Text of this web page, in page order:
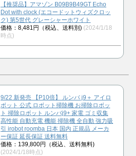
【推奨品】アマゾン B09B9B49GT Echo
Dot with clock (エコードットウィズクロッ
ク) 第5世代 グレーシャーホワイト
価格：8,481円（税込、送料別) (2024/1/18
時点)
9/22 新発売 【P10倍】 ルンバ j9＋ アイロ
ボット 公式 ロボット掃除機 お掃除ロボッ
ト 掃除ロボット ルンバj9+ 家電 ゴミ収集
高性能 自動充電 機能 掃除機 全自動 強力吸
引 irobot roomba 日本 国内 正規品 メーカ
ー保証 延長保証 送料無料
価格：139,800円（税込、送料無料)
(2024/1/18時点)